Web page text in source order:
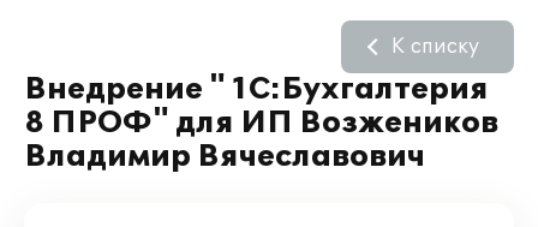
Внедрение " 1С:Бухгалтерия
8 ПРОФ" для ИП Возжеников
Владимир Вячеславович
К списку